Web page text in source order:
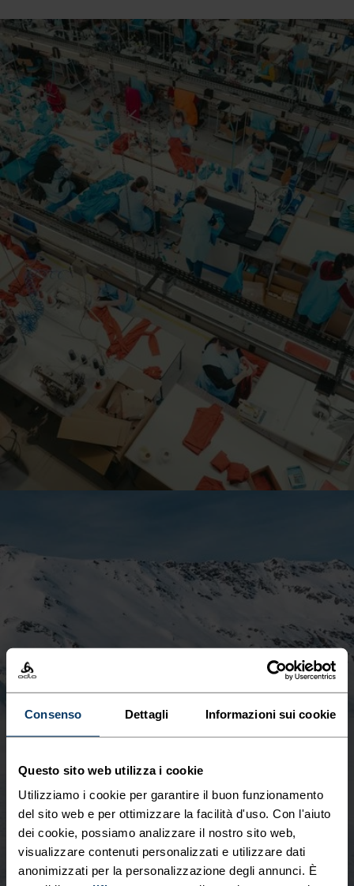
Consenso Dettagli Informazioni sui cookie
Questo sito web utilizza i cookie
Utilizziamo i cookie per garantire il buon funzionamento
del sito web e per ottimizzare la facilità d'uso. Con l'aiuto
dei cookie, possiamo analizzare il nostro sito web,
visualizzare contenuti personalizzati e utilizzare dati
anonimizzati per la personalizzazione degli annunci. È